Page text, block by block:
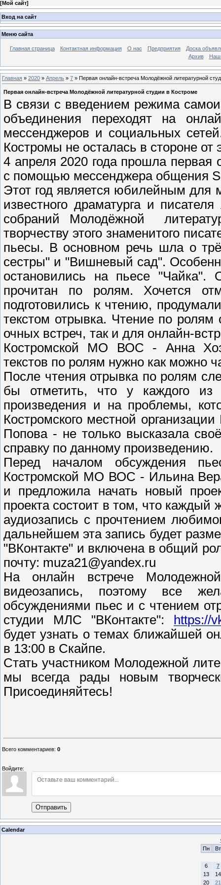
[Мой сайт]
Вход на сайт
Меню сайта
Главная страница Контактная информация О нас Предприятия
Доска
Архив
Главная » 2020 » Апрель » 7 » Первая онлайн-встреча Молодёжной литературной
Первая онлайн-встреча Молодёжной литературной студии в Костроме
В связи с введением режима
объединения переходят на
мессенджеров и социальных
Костромы не осталась в стороне от
4 апреля 2020 года прошла
с помощью мессенджера общения
Этот год является юбилейным для
известного драматурга и
собраний Молодёжной
творчеству этого знаменитого
пьесы. В основном речь шла о
сестры" и "Вишневый сад".
остановились на пьесе "Чайка".
прочитан по ролям. Хочется
подготовились к чтению,
текстом отрывка. Чтение по
очных встреч, так и для онлайн-
Костромской МО ВОС - Анна
текстов по ролям нужно как можно
После чтения отрывка по ролям
бы отметить, что у каждого из
произведения и на проблемы,
Костромского местной
Попова - не только высказала
справку по данному произведению.
Перед началом обсуждения
Костромской МО ВОС - Ильина
и предложила начать новый
проекта состоит в том, что
аудиозапись с прочтением
дальнейшем эта запись будет
"ВКонтакте" и включена в общий
почту: muza21@yandex.ru
На онлайн встрече
видеозапись, поэтому все
обсуждениями пьес и с чтением
студии МЛС "ВКонтакте": https://
будет узнать о темах ближайшей
в 13:00 в Скайпе.
Стать участником Молодежной
мы всегда рады новым
Присоединяйтесь!
Всего комментариев: 0
Войдите:
Отправить
Calendar
Пн
Вт
6
7
13
14
20
21